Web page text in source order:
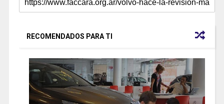
RECOMENDADOS PARA TI